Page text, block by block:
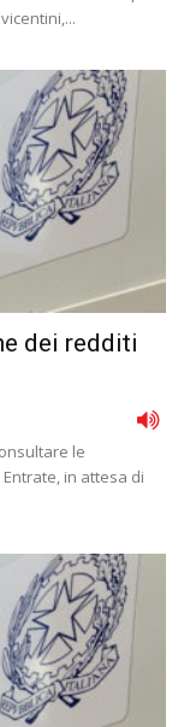
dei redditi
le
in attesa di